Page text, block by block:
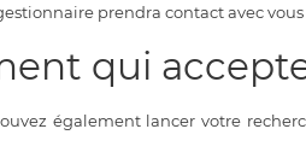
prendra contact avec
qui
également lancer votre